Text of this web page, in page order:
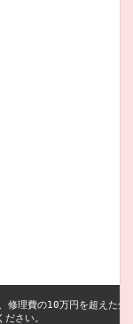
理費の10万円を超えた分
さい。